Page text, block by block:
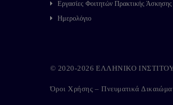
Εργασίες Φοιτητών Πρακτικής
Ημερολόγιο
© 2020-2026 ΕΛΛΗΝΙΚΟ
Όροι Χρήσης – Πνευματικά